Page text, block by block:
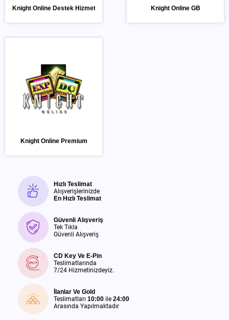
Knight Online Destek Hizmeti Knight Online GB
Knight Online Premium
Hızlı Teslimat
Alışverişlerinizde
En Hızlı Teslimat
Güvenli Alışveriş
Tek Tıkla
Güvenli Alışveriş
CD Key Ve E-Pin
Teslimatlarında
7/24 Hizmetinizdeyiz.
İlanlar Ve Gold
Teslimatları 10:00 ile 24:00
Arasında Yapılmaktadır